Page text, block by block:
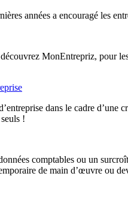
années a encouragé les
MonEntrepriz, pour
dans le cadre
!
comptables ou un
de main d’œuvre ou